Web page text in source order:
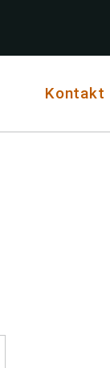
Kontakt